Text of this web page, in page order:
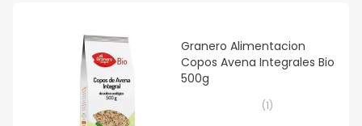
Granero Alimentacion
Copos Avena Integrales Bio
500g
(1)